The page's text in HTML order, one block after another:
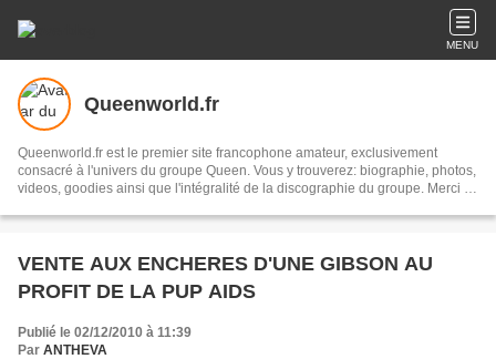
MENU
Queenworld.fr
Queenworld.fr est le premier site francophone amateur, exclusivement
consacré à l'univers du groupe Queen. Vous y trouverez: biographie, photos,
videos, goodies ainsi que l'intégralité de la discographie du groupe. Merci et
VENTE AUX ENCHERES D'UNE GIBSON AU
PROFIT DE LA PUP AIDS
Publié le 02/12/2010 à 11:39
Par ANTHEVA